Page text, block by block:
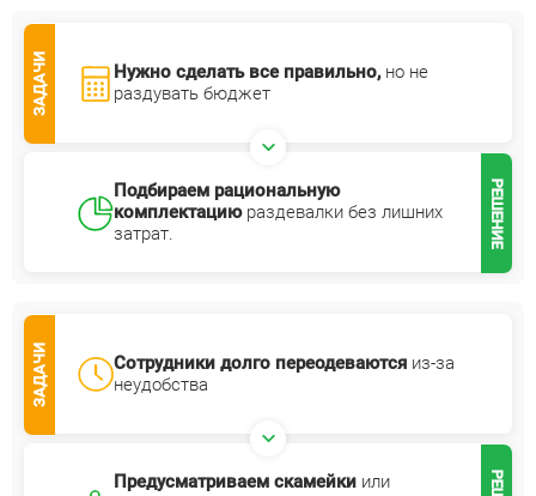
ЗАДАЧИ Нужно сделать все правильно,но не
раздувать бюджет
РЕШЕНИЕ
Подбираем рациональную
комплектациюраздевалки без лишних
затрат.
ЗАДАЧИ Сотрудники долго переодеваются из-за
неудобства
Предусматриваем скамейки или